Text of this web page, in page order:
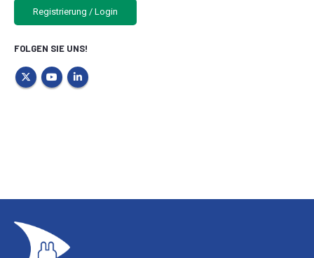
Registrierung / Login
FOLGEN SIE UNS!